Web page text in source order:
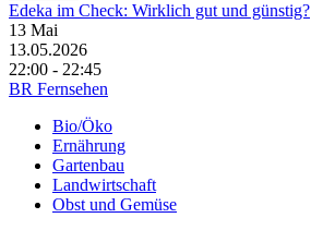
Edeka im Check: Wirklich gut und günstig?
13 Mai
13.05.2026
22:00 - 22:45
BR Fernsehen
Bio/Öko
Ernährung
Gartenbau
Landwirtschaft
Obst und Gemüse